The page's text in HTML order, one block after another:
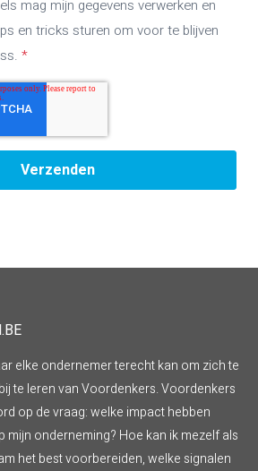
mag mijn gegevens verwerken en
en tricks sturen om voor te blijven
*
elke ondernemer terecht kan om zich te
te leren van Voordenkers. Voordenkers
op de vraag: welke impact hebben
mijn onderneming? Hoe kan ik mezelf als
het best voorbereiden, welke signalen